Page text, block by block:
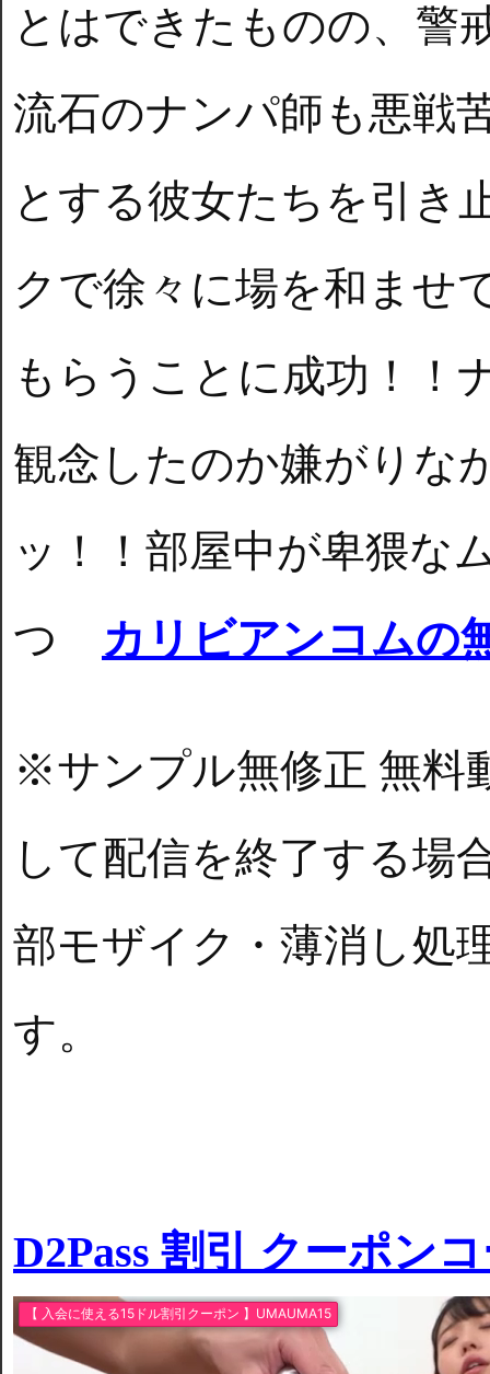
とはできたものの、警
流石のナンパ師も悪戦
とする彼女たちを引き
クで徐々に場を和ませ
もらうことに成功！！
観念したのか嫌がりな
ッ！！部屋中が卑猥な
つ カリビアンコムの
※サンプル無修正 無料
して配信を終了する
部モザイク・薄消し処
す。
D2Pass 割引 クーポン